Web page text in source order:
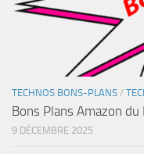
TECHNOS BONS-PLANS /
Bons Plans Amazon
9 DÉCEMBRE 2025